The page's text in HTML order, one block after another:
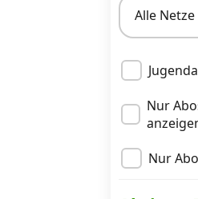
Alle Netze
Nur
Nur